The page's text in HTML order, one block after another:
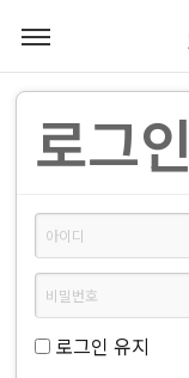
로그인
로그인 유지